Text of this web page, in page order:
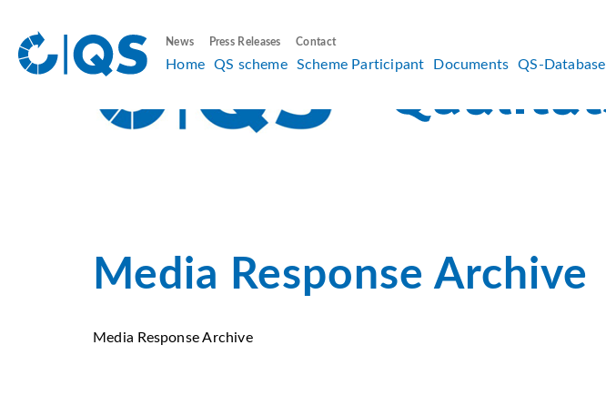
News Press Releases Contact
Home QS scheme Scheme Participant Documents QS-Database
Media Response Archive
Media Response Archive